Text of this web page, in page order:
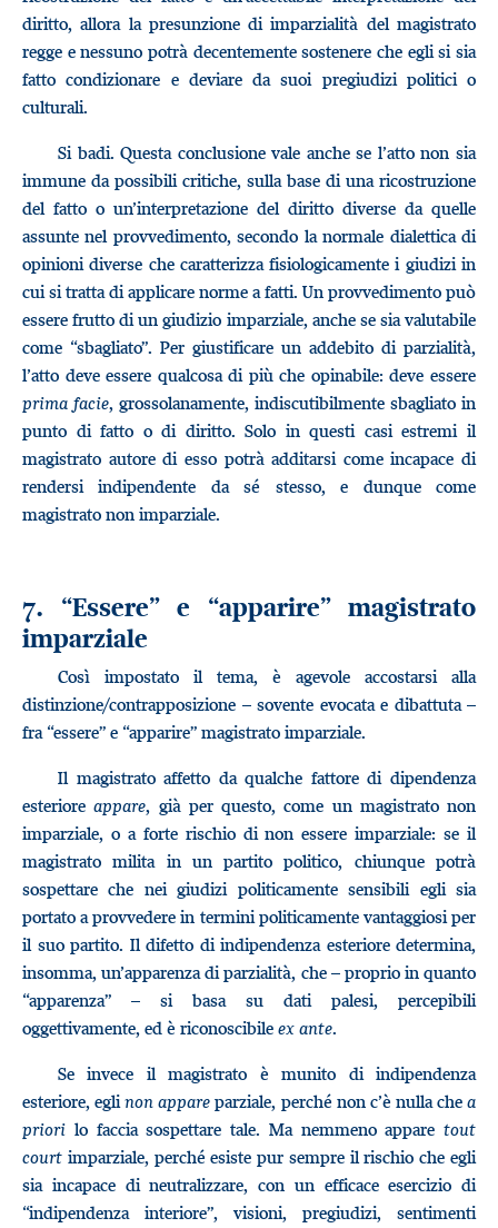
diritto, allora la presunzione di imparzialità del magistrato
regge e nessuno potrà decentemente sostenere che egli si sia
fatto condizionare e deviare da suoi pregiudizi politici o
culturali.
Si badi. Questa conclusione vale anche se l’atto non sia
immune da possibili critiche, sulla base di una ricostruzione
del fatto o un’interpretazione del diritto diverse da quelle
assunte nel provvedimento, secondo la normale dialettica di
opinioni diverse che caratterizza fisiologicamente i giudizi in
cui si tratta di applicare norme a fatti. Un provvedimento può
essere frutto di un giudizio imparziale, anche se sia valutabile
come “sbagliato”. Per giustificare un addebito di parzialità,
l’atto deve essere qualcosa di più che opinabile: deve essere
prima facie, grossolanamente, indiscutibilmente sbagliato in
punto di fatto o di diritto. Solo in questi casi estremi il
magistrato autore di esso potrà additarsi come incapace di
rendersi indipendente da sé stesso, e dunque come
magistrato non imparziale.
7. “Essere” e “apparire” magistrato
imparziale
Così impostato il tema, è agevole accostarsi alla
distinzione/contrapposizione – sovente evocata e dibattuta –
fra “essere” e “apparire” magistrato imparziale.
Il magistrato affetto da qualche fattore di dipendenza
esterioreappare, già per questo, come un magistrato non
imparziale, o a forte rischio di non essere imparziale: se il
magistrato milita in un partito politico, chiunque potrà
sospettare che nei giudizi politicamente sensibili egli sia
portato a provvedere in termini politicamente vantaggiosi per
il suo partito. Il difetto di indipendenza esteriore determina,
insomma, un’apparenza di parzialità, che – proprio in quanto
“apparenza” – si basa su dati palesi, percepibili
oggettivamente, ed è riconoscibile ex ante.
Se invece il magistrato è munito di indipendenza
esteriore, eglinon appareparziale, perché non c’è nulla chea
priori lo faccia sospettare tale. Ma nemmeno appare tout
court imparziale, perché esiste pur sempre il rischio che egli
sia incapace di neutralizzare, con un efficace esercizio di
“indipendenza interiore”, visioni, pregiudizi, sentimenti